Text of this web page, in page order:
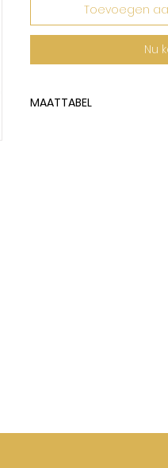
Toevoegen
Nu
MAATTABEL